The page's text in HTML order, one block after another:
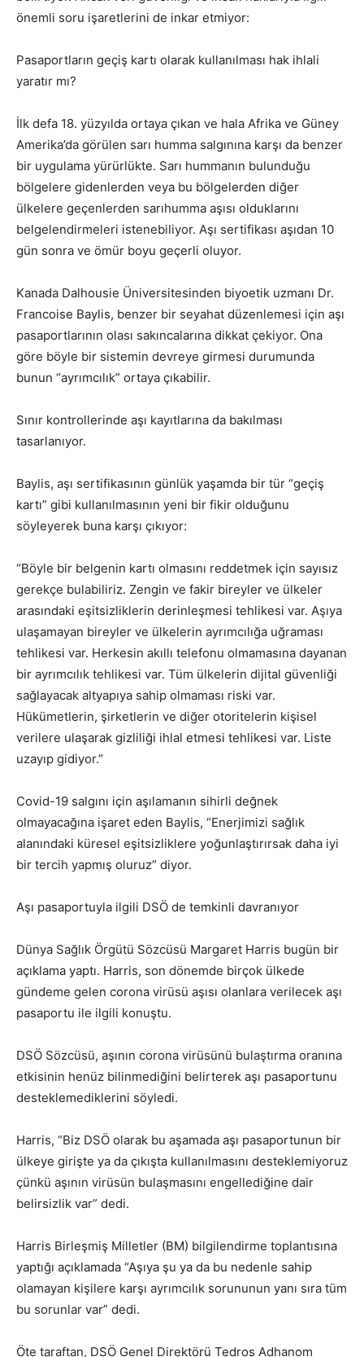
önemli soru işaretlerini de inkar etmiyor:
Pasaportların geçiş kartı olarak kullanılması hak ihlali
yaratır mı?
İlk defa 18. yüzyılda ortaya çıkan ve hala Afrika ve Güney
Amerika’da görülen sarı humma salgınına karşı da benzer
bir uygulama yürürlükte. Sarı hummanın bulunduğu
bölgelere gidenlerden veya bu bölgelerden diğer
ülkelere geçenlerden sarıhumma aşısı olduklarını
belgelendirmeleri istenebiliyor. Aşı sertifikası aşıdan 10
gün sonra ve ömür boyu geçerli oluyor.
Kanada Dalhousie Üniversitesinden biyoetik uzmanı Dr.
Francoise Baylis, benzer bir seyahat düzenlemesi için aşı
pasaportlarının olası sakıncalarına dikkat çekiyor. Ona
göre böyle bir sistemin devreye girmesi durumunda
bunun “ayrımcılık” ortaya çıkabilir.
Sınır kontrollerinde aşı kayıtlarına da bakılması
tasarlanıyor.
Baylis, aşı sertifikasının günlük yaşamda bir tür “geçiş
kartı” gibi kullanılmasının yeni bir fikir olduğunu
söyleyerek buna karşı çıkıyor:
“Böyle bir belgenin kartı olmasını reddetmek için sayısız
gerekçe bulabiliriz. Zengin ve fakir bireyler ve ülkeler
arasındaki eşitsizliklerin derinleşmesi tehlikesi var. Aşıya
ulaşamayan bireyler ve ülkelerin ayrımcılığa uğraması
tehlikesi var. Herkesin akıllı telefonu olmamasına dayanan
bir ayrımcılık tehlikesi var. Tüm ülkelerin dijital güvenliği
sağlayacak altyapıya sahip olmaması riski var.
Hükümetlerin, şirketlerin ve diğer otoritelerin kişisel
verilere ulaşarak gizliliği ihlal etmesi tehlikesi var. Liste
uzayıp gidiyor.”
Covid-19 salgını için aşılamanın sihirli değnek
olmayacağına işaret eden Baylis, “Enerjimizi sağlık
alanındaki küresel eşitsizliklere yoğunlaştırırsak daha iyi
bir tercih yapmış oluruz” diyor.
Aşı pasaportuyla ilgili DSÖ de temkinli davranıyor
Dünya Sağlık Örgütü Sözcüsü Margaret Harris bugün bir
açıklama yaptı. Harris, son dönemde birçok ülkede
gündeme gelen corona virüsü aşısı olanlara verilecek aşı
pasaportu ile ilgili konuştu.
DSÖ Sözcüsü, aşının corona virüsünü bulaştırma oranına
etkisinin henüz bilinmediğini belirterek aşı pasaportunu
desteklemediklerini söyledi.
Harris, “Biz DSÖ olarak bu aşamada aşı pasaportunun bir
ülkeye girişte ya da çıkışta kullanılmasını desteklemiyoruz
çünkü aşının virüsün bulaşmasını engellediğine dair
belirsizlik var” dedi.
Harris Birleşmiş Milletler (BM) bilgilendirme toplantısına
yaptığı açıklamada “Aşıya şu ya da bu nedenle sahip
olamayan kişilere karşı ayrımcılık sorununun yanı sıra tüm
bu sorunlar var” dedi.
Öte taraftan, DSÖ Genel Direktörü Tedros Adhanom